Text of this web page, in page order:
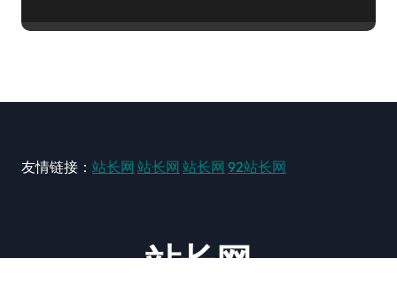
友情链接： 站长网 站长网 站长网 92站长网
站长网